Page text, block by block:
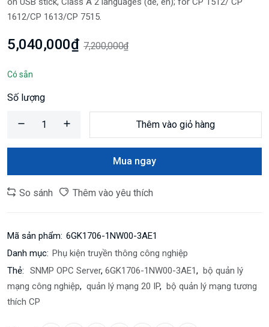
1612/CP 1613/CP 7515.
5,040,000₫ 7,200,000₫
Có sẵn
Số lượng
Thêm vào giỏ hàng
Mua ngay
So sánh Thêm vào yêu thích
Mã sản phẩm: 6GK1706-1NW00-3AE1
Danh mục: Phụ kiện truyền thông công nghiệp
Thẻ:
SNMP OPC Server, 6GK1706-1NW00-3AE1, bộ quản lý
mạng công nghiệp, quản lý mạng 20 IP, bộ quản lý mạng tương
thích CP